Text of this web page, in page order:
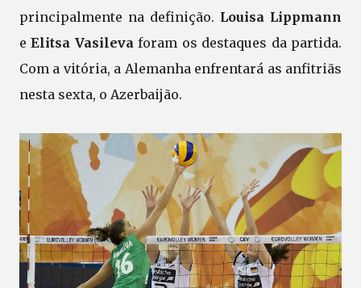
principalmente na definição. Louisa Lippmann
eElitsa Vasilevaforam os destaques da partida.
Com a vitória, a Alemanha enfrentará as anfitriãs
nesta sexta, o Azerbaijão.